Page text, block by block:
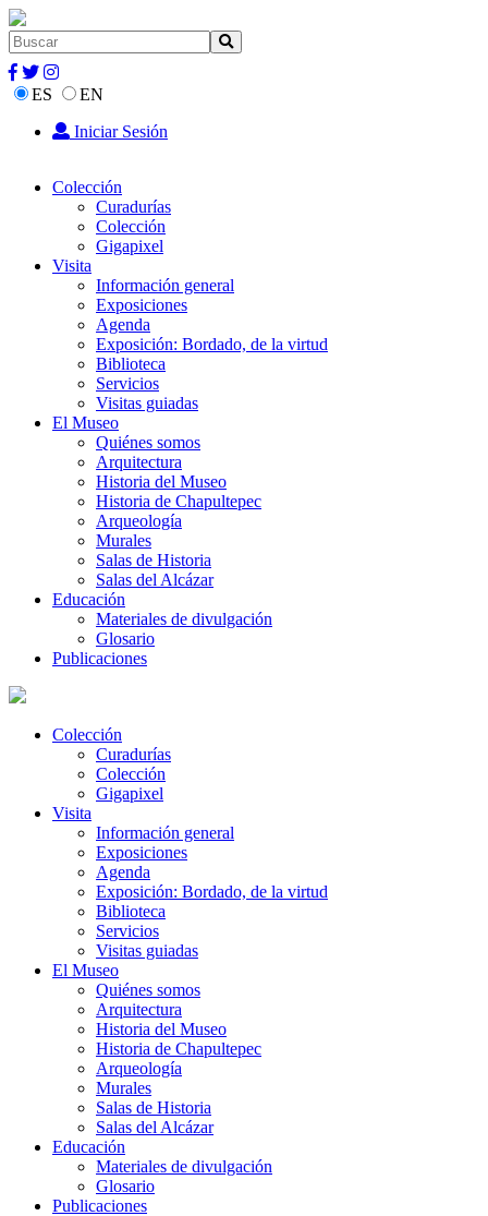
ES
EN
Iniciar Sesión
Colección
Curadurías
Colección
Gigapixel
Visita
Información general
Exposiciones
Agenda
Exposición: Bordado, de la virtud
Biblioteca
Servicios
Visitas guiadas
El Museo
Quiénes somos
Arquitectura
Historia del Museo
Historia de Chapultepec
Arqueología
Murales
Salas de Historia
Salas del Alcázar
Educación
Materiales de divulgación
Glosario
Publicaciones
Colección
Curadurías
Colección
Gigapixel
Visita
Información general
Exposiciones
Agenda
Exposición: Bordado, de la virtud
Biblioteca
Servicios
Visitas guiadas
El Museo
Quiénes somos
Arquitectura
Historia del Museo
Historia de Chapultepec
Arqueología
Murales
Salas de Historia
Salas del Alcázar
Educación
Materiales de divulgación
Glosario
Publicaciones